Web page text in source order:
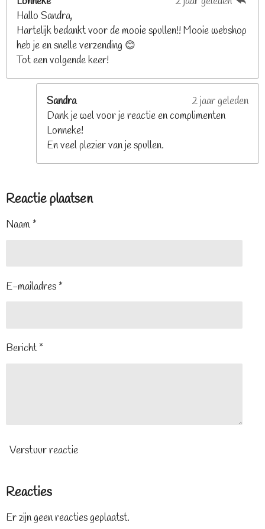
Hallo Sandra,
Hartelijk bedankt voor de mooie spullen!! Mooie webshop
heb je en snelle verzending 😊
Tot een volgende keer!
Sandra
2 jaar geleden
Dank je wel voor je reactie en complimenten
Lonneke!
En veel plezier van je spullen.
Reactie plaatsen
Naam *
E-mailadres *
Bericht *
Verstuur reactie
Reacties
Er zijn geen reacties geplaatst.